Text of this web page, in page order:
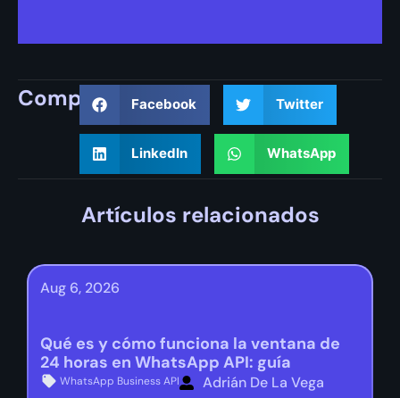
Compartir Facebook Twitter
LinkedIn WhatsApp
Artículos relacionados
Aug 6, 2026
Qué es y cómo funciona la ventana de
24 horas en WhatsApp API: guía
WhatsApp Business API Adrián De La Vega